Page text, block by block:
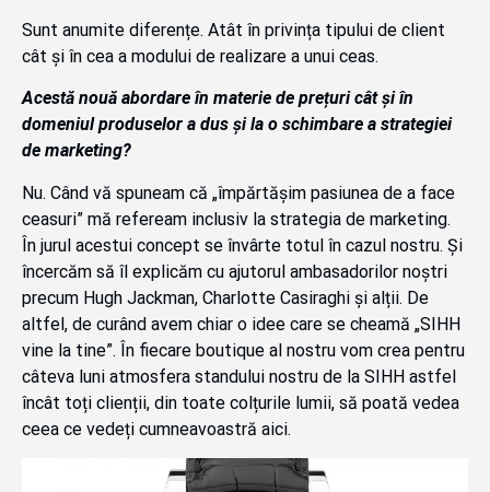
Sunt anumite diferențe. Atât în privința tipului de client
cât și în cea a modului de realizare a unui ceas.
Acestă nouă abordare în materie de prețuri cât și în
domeniul produselor a dus și la o schimbare a strategiei
de marketing?
Nu. Când vă spuneam că „împărtășim pasiunea de a face
ceasuri” mă refeream inclusiv la strategia de marketing.
În jurul acestui concept se învârte totul în cazul nostru. Și
încercăm să îl explicăm cu ajutorul ambasadorilor noștri
precum Hugh Jackman, Charlotte Casiraghi și alții. De
altfel, de curând avem chiar o idee care se cheamă „SIHH
vine la tine”. În fiecare boutique al nostru vom crea pentru
câteva luni atmosfera standului nostru de la SIHH astfel
încât toți clienții, din toate colțurile lumii, să poată vedea
ceea ce vedeți cumneavoastră aici.